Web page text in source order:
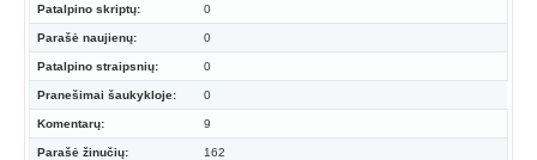
Patalpino skriptų: 0
Parašė naujienų: 0
Patalpino straipsnių: 0
Pranešimai šaukykloje: 0
Komentarų: 9
Parašė žinučių: 162